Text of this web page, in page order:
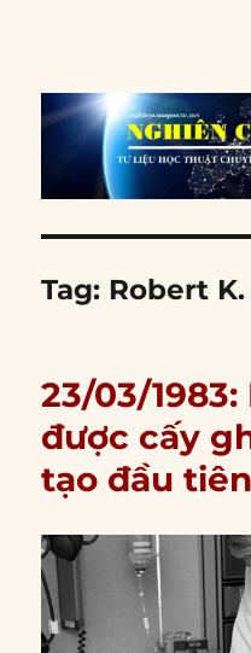
Tag: Robert
23/03/
được cấy
tạo đầu